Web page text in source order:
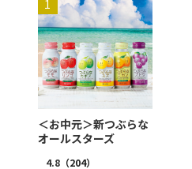
＜お中元＞新つぶらな
オールスターズ
4.8（204）